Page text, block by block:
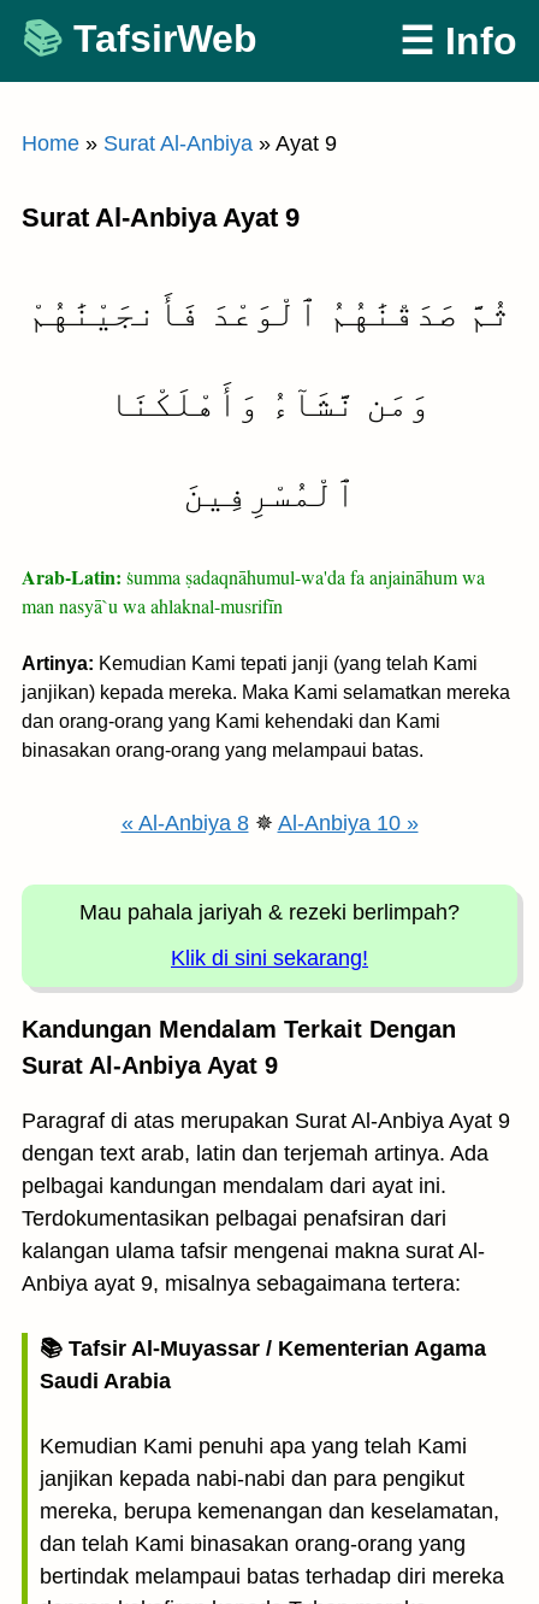
Skip
content
TafsirWeb ☰ Info
Home » Surat Al-Anbiya » Ayat 9
Surat Al-Anbiya Ayat 9
ثُمَّ صَدَقْنَٰهُمُ ٱلْوَعْدَ فَأَنجَيْنَٰهُمْ
وَمَن نَّشَآءُ وَأَهْلَكْنَا
ٱلْمُسْرِفِينَ
Arab-Latin: ṡumma ṣadaqnāhumul-wa'da fa anjaināhum wa
man nasyā`u wa ahlaknal-musrifīn
Artinya: Kemudian Kami tepati janji (yang telah Kami
janjikan) kepada mereka. Maka Kami selamatkan mereka
dan orang-orang yang Kami kehendaki dan Kami
binasakan orang-orang yang melampaui batas.
« Al-Anbiya 8✵ Al-Anbiya 10 »
Mau pahala jariyah & rezeki berlimpah?
Klik di sini sekarang!
Kandungan Mendalam Terkait Dengan
Surat Al-Anbiya Ayat 9
Paragraf di atas merupakan Surat Al-Anbiya Ayat 9
dengan text arab, latin dan terjemah artinya. Ada
pelbagai kandungan mendalam dari ayat ini.
Terdokumentasikan pelbagai penafsiran dari
kalangan ulama tafsir mengenai makna surat Al-
Anbiya ayat 9, misalnya sebagaimana tertera:
📚 Tafsir Al-Muyassar / Kementerian Agama
Saudi Arabia
Kemudian Kami penuhi apa yang telah Kami
janjikan kepada nabi-nabi dan para pengikut
mereka, berupa kemenangan dan keselamatan,
dan telah Kami binasakan orang-orang yang
bertindak melampaui batas terhadap diri mereka